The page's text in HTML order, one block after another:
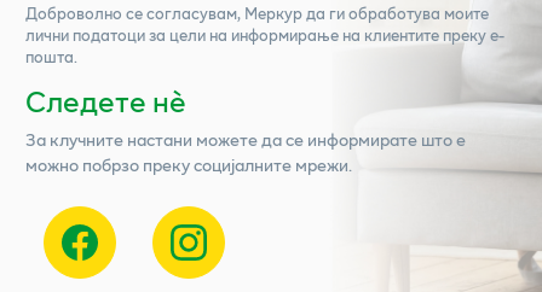
Доброволно се согласувам, Меркурда ги обработува моите
лични податоци за цели на информирање на клиентите преку е-
пошта.
Следете нѐ
За клучните настани можете да се информирате што е
можно побрзо преку социјалните мрежи.